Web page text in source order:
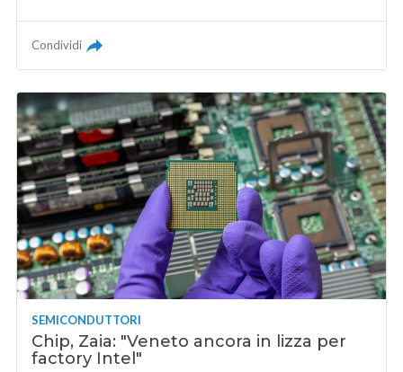
Condividi
SEMICONDUTTORI
Chip, Zaia: "Veneto ancora in lizza per
factory Intel"